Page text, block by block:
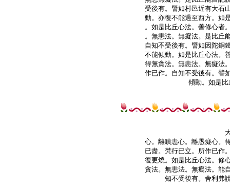
受後有。譬如村邑近有大石
動。亦復不能過至西方。如
。如是比丘心法。善修心者
。無恚法。無癡法。是比丘
自知不受後有。譬如因陀銅
不能傾動。如是比丘心法。
得無貪法。無恚法。無癡法
作已作。自知不受後有。譬
心。離瞋恚心。離愚癡心。
已盡。梵行已立。所作已作
復更燒。如是比丘心法。修
貪法。無恚法。無癡法。能
知不受後有。舍利弗